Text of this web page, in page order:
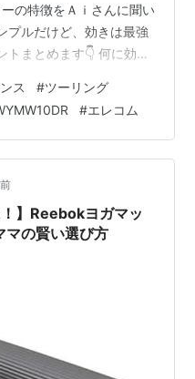
の特徴をＡｉさんに聞い
プルだけど、効きは最強
トまとめます👇 何に効
・腕も結構使います 初
なり立ちコロはNGです
ついてローラーを持つ お
るイメージ） 行けると
ないところで止めて戻る
ス #ツーリング
#エレコム
】Reebokヨガマッ
マの賢い選び方